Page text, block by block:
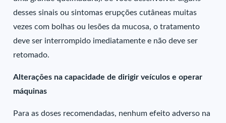
desses sinais ou sintomas erupções cutâneas muitas
vezes com bolhas ou lesões da mucosa, o tratamento
deve ser interrompido imediatamente e não deve ser
retomado.
Alterações na capacidade de dirigir veículos e operar
máquinas
Para as doses recomendadas, nenhum efeito adverso na